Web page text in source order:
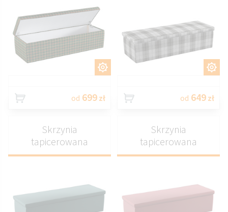
od 699 zł od 649 zł
Skrzynia
tapicerowana
Skrzynia
tapicerowana